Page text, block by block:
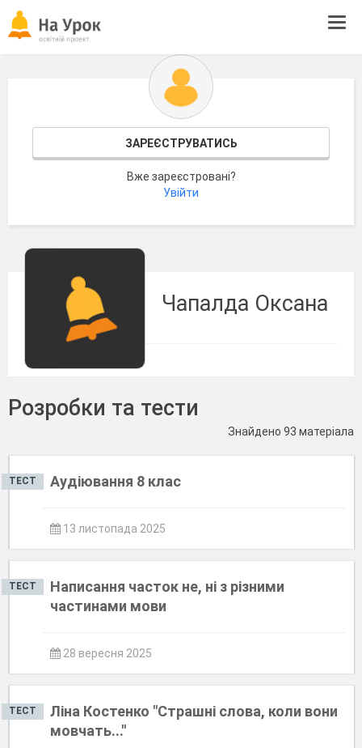
ЗАРЕЄСТРУВАТИСЬ
Вже зареєстровані?
Увійти
Чапалда Оксана
Розробки та тести
Знайдено 93 матеріала
ТЕСТ Аудіювання 8 клас
13 листопада 2025
ТЕСТ
Написання часток не, ні з різними
частинами мови
28 вересня 2025
ТЕСТ
Ліна Костенко "Страшні слова, коли вони
мовчать..."